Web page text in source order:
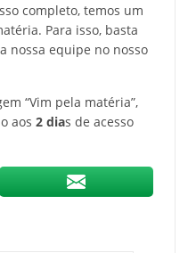
completo, temos um
Para isso, basta
nossa equipe no nosso
“Vim pela matéria”,
aos 2 dias de acesso